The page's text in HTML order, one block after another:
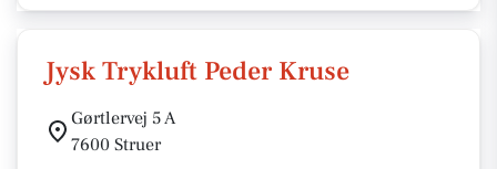
Jysk Trykluft Peder Kruse
Gørtlervej 5 A
7600 Struer